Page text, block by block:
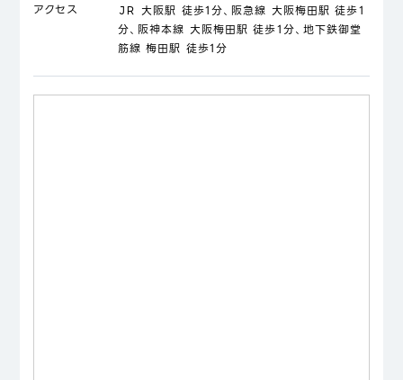
アクセス
ＪＲ 大阪駅 徒歩1分、阪急線 大阪梅田駅 徒歩1
分、阪神本線 大阪梅田駅 徒歩1分、地下鉄御堂
筋線 梅田駅 徒歩1分